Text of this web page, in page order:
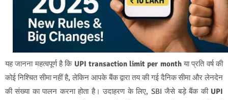
यह जानना महत्वपूर्ण है कि UPI transaction limit per monthया प्रति वर्ष की
कोई निश्चित सीमा नहीं है, लेकिन आपके बैंक द्वारा तय की गई दैनिक सीमा और लेनदेन
की संख्या का पालन करना होता है। उदाहरण के लिए, SBI जैसे बड़े बैंक की UPI